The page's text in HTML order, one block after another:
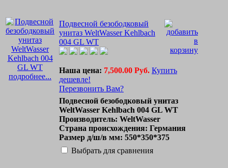
подробнее...
Подвесной безободковый
унитаз WeltWasser Kehlbach
004 GL WT
Наша цена: 7,500.00 Руб. Купить
дешевле!
Перезвонить Вам?
Подвесной безободковый унитаз
WeltWasser Kehlbach 004 GL WT
Производитель: WeltWasser
Страна происхождения: Германия
Размер д/ш/в мм: 550*350*375
Выбрать для сравнения